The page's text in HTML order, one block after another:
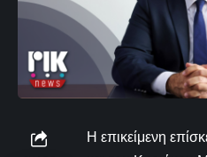
Η επικείμενη